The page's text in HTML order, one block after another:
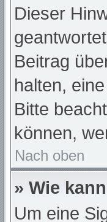
Dieser
Beitrag
halten,
Bitte
können,
Nach oben
» Wie
Um eine